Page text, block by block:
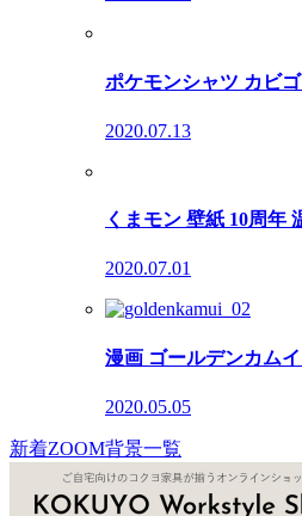
ポケモンシャツ カビ
2020.07.13
くまモン 壁紙 10周年
2020.07.01
漫画 ゴールデンカム
2020.05.05
新着ZOOM背景一覧